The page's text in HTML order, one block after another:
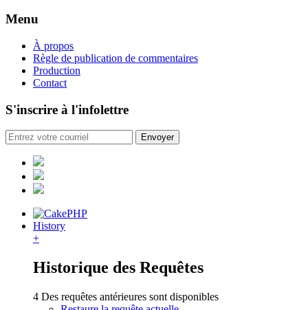
Menu
À propos
Règle de publication de commentaires
Production
Contact
S'inscrire à l'infolettre
History
+
Historique des Requêtes
4 Des requêtes antérieures sont disponibles